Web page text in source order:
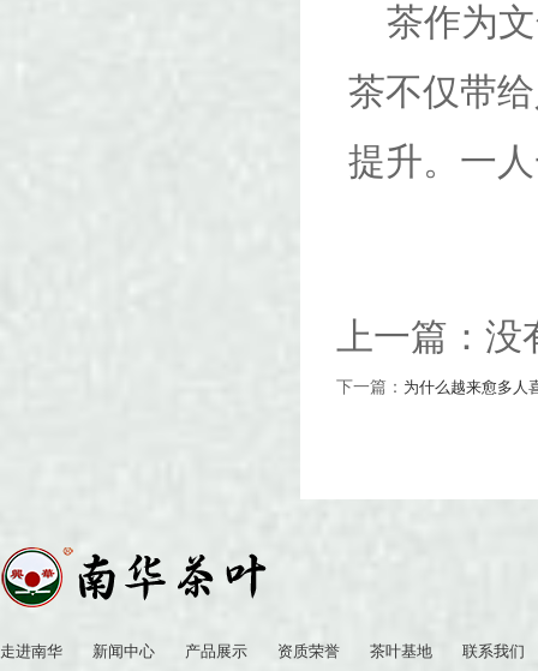
茶作为文
茶不仅带
提升。一
上一篇：没
下一篇： 为什么越来愈多人
走进南华 新闻中心 产品展示 资质荣誉 茶叶基地 联系我们